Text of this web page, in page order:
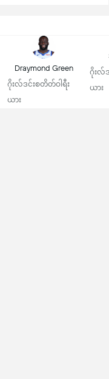
Draymond Green
ဂိုးလ်ဒင်းစတိတ်ဝါရီး
ယား
ဂိုးလ်
ယား